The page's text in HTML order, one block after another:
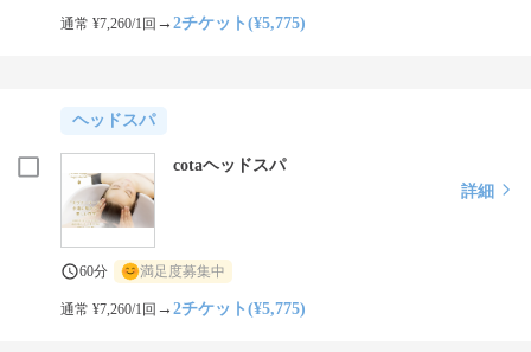
通常 ¥7,260/1回 →2チケット(¥5,775)
ヘッドスパ
cotaヘッドスパ
詳細
60分 満足度募集中
通常 ¥7,260/1回 →2チケット(¥5,775)